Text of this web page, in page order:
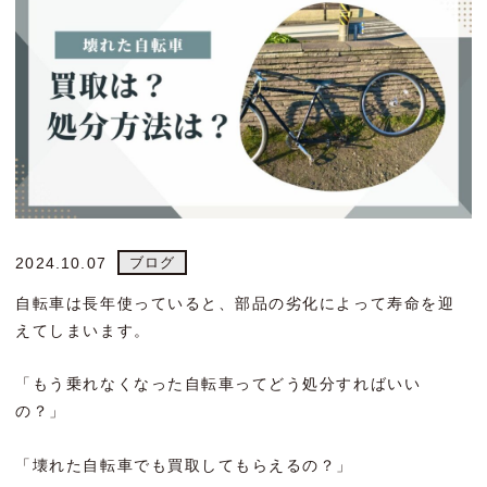
2024.10.07 ブログ
自転車は長年使っていると、部品の劣化によって寿命を迎
えてしまいます。
「もう乗れなくなった自転車ってどう処分すればいい
の？」
「壊れた自転車でも買取してもらえるの？」